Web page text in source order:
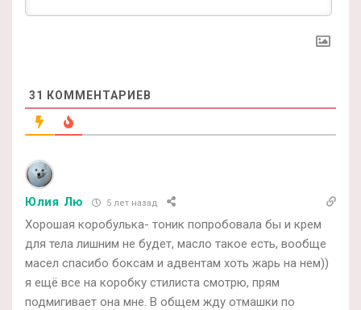
31 КОММЕНТАРИЕВ
Юлия Лю 5 лет назад
Хорошая коробулька- тоник попробовала бы и крем
для тела лишним не будет, масло такое есть, вообще
масел спасибо боксам и адвентам хоть жарь на нем))
я ещё все на коробку стилиста смотрю, прям
подмигивает она мне. В общем жду отмашки по